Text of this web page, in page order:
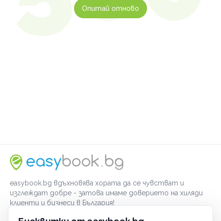
Опитай отново
easybook.bg вдъхновява хората да се чувстват и
изглеждат добре - затова имаме доверието на хиляди
клиенти и бизнеси в България!